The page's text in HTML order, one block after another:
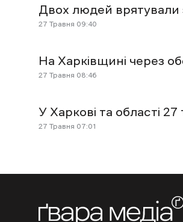
Двох людей врятували
27 Травня 09:40
На Харківщині через
27 Травня 08:46
У Харкові та області
27 Травня 07:01